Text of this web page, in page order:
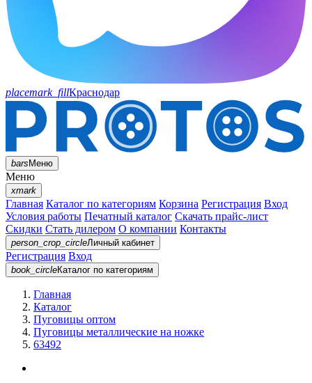
placemark_fillКраснодар
barsМеню
Меню
xmark
Главная Каталог по категориям Корзина Регистрация Вход
Условия работы Печатный каталог Скачать прайс-лист
Скидки Стать дилером О компании Контакты
person_crop_circleЛичный кабинет
Регистрация Вход
book_circleКаталог по категориям
Главная
Каталог
Пуговицы оптом
Пуговицы металлические на ножке
63492